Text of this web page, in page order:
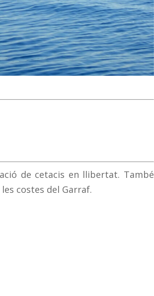
de cetacis en llibertat. També
costes del Garraf.